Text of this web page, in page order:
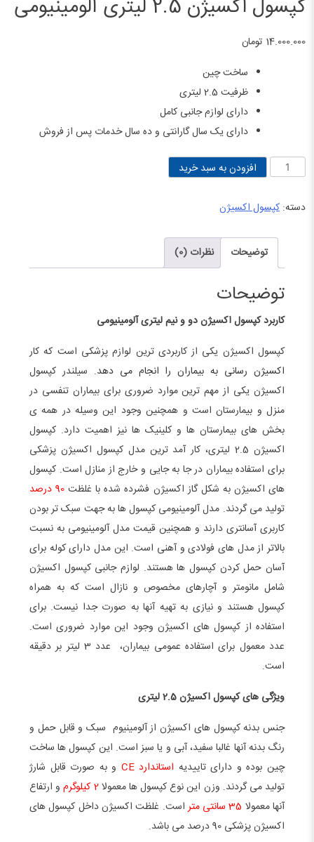
کپسول اکسیژن 2.5 لیتری آلومینیومی
14.000.000 تومان
ساخت چین
ظرفیت 2.5 لیتری
دارای لوازم جانبی کامل
دارای یک سال گارانتی و ده سال خدمات پس از فروش
کپسول
2.5
آلومینیومی
افزودن به سبد خرید
دسته: کپسول اکسیژن
توضیحات نظرات (0)
توضیحات
کاربرد کپسول اکسیژن دو و نیم لیتری آلومینیومی
کپسول اکسیژن یکی از کاربردی ترین لوازم پزشکی است که کار
اکسیژن رسانی به بیماران را انجام می دهد. سیلندر کپسول
اکسیژن یکی از مهم ترین موارد ضروری برای بیماران تنفسی در
منزل و بیمارستان است و همچنین وجود این وسیله در همه ی
بخش های بیمارستان ها و کلینیک ها نیز اهمیت دارد. کپسول
اکسیژن 2.5 لیتری، کار آمد ترین مدل کپسول اکسیژن پزشکی
برای استفاده بیماران در جا به جایی و خارج از منازل است. کپسول
های اکسیژن به شکل گاز اکسیژن فشرده شده با غلظت 90 درصد
تولید می گردند. مدل آلومینیومی کپسول ها به جهت سبک تر بودن
کاربری آسانتری دارند و همچنین قیمت مدل آلومینیومی به نسبت
بالاتر از مدل های فولادی و آهنی است. این مدل دارای کوله برای
آسان حمل کردن کپسول ها هستند. لوازم جانبی کپسول اکسیژن
شامل مانومتر و آچارهای مخصوص و نازال است که به همراه
کپسول هستند و نیازی به تهیه آنها به صورت جدا نیست. برای
استفاده از کپسول های اکسیژن وجود این موارد ضروری است.
عدد معمول برای استفاده عمومی بیماران، عدد 3 لیتر بر دقیقه
است.
ویژگی های کپسول اکسیژن 2.5 لیتری
جنس بدنه کپسول های اکسیژن از آلومینیوم سبک و قابل حمل و
رنگ بدنه آنها غالبا سفید، آبی و یا سبز است. این کپسول ها ساخت
چین بوده و دارای تاییدیه استاندارد CE
و به صورت قابل شارژ
تولید می گردند. وزن این نوع کپسول ها معمولا2 کیلوگرم
و ارتفاع
آنها معمولا
است. غلظت اکسیژن داخل کپسول های
اکسیژن پزشکی 90 درصد می باشد.